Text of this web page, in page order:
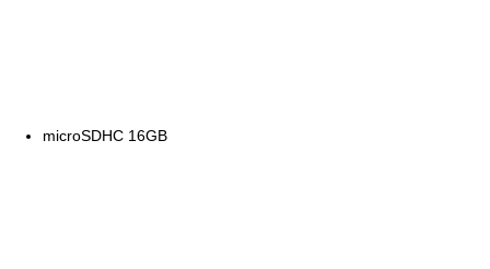
microSDHC 16GB